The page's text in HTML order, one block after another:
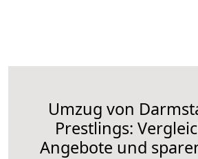
Umzug von
Prestlings:
Angebote und